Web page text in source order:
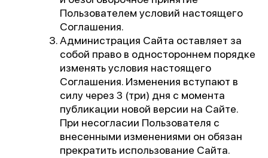
Пользователем условий настоящего
Соглашения.
Администрация Сайта оставляет за
собой право в одностороннем порядке
изменять условия настоящего
Соглашения. Изменения вступают в
силу через 3 (три) дня с момента
публикации новой версии на Сайте.
При несогласии Пользователя с
внесенными изменениями он обязан
прекратить использование Сайта.